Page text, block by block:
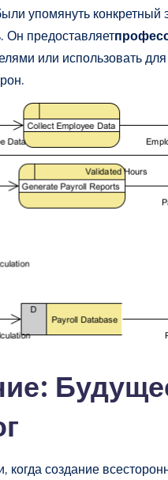
упомянуть конкретный
Он предоставляет
или использовать
создание